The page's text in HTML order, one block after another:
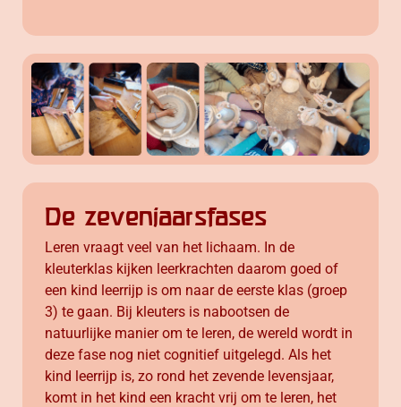
De zevenjaarsfases
Leren vraagt veel van het lichaam. In de
kleuterklas kijken leerkrachten daarom goed of
een kind leerrijp is om naar de eerste klas (groep
3) te gaan. Bij kleuters is nabootsen de
natuurlijke manier om te leren, de wereld wordt in
deze fase nog niet cognitief uitgelegd. Als het
kind leerrijp is, zo rond het zevende levensjaar,
komt in het kind een kracht vrij om te leren, het